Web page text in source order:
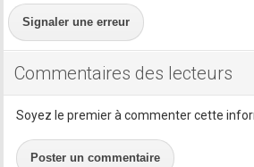
Signaler une erreur
Commentaires des lecteurs
Soyez le premier à commenter cette
Poster un commentaire